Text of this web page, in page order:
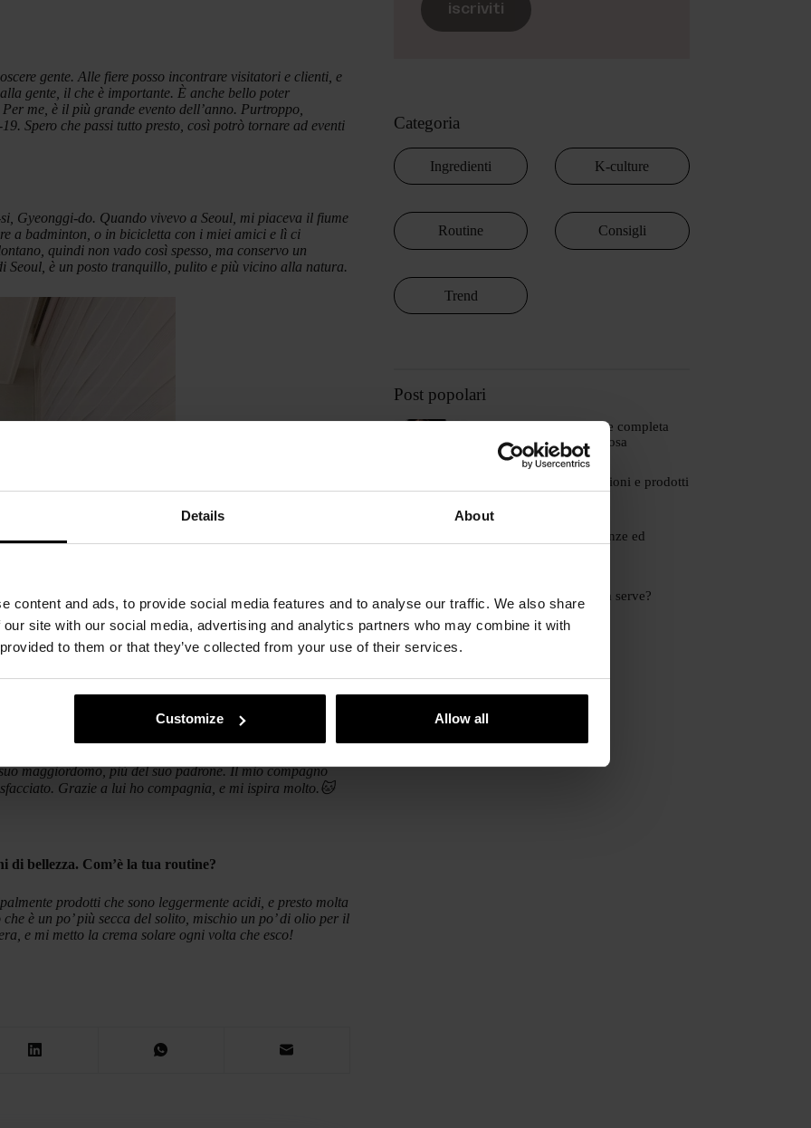
Details About
content and ads, to provide social media features and to analyse our traffic. We also share
site with our social media, advertising and analytics partners who may combine it with
to them or that they’ve collected from your use of their services.
Customize Allow all
gente. Alle fiere posso incontrare visitatori e clienti, e
gente, il che è importante. È anche bello poter
Per me, è il più grande evento dell’anno. Purtroppo,
Spero che passi tutto presto, così potrò tornare ad eventi
Gyeonggi-do. Quando vivevo a Seoul, mi piaceva il fiume
a badminton, o in bicicletta con i miei amici e lì ci
quindi non vado così spesso, ma conservo un
Seoul, è un posto tranquillo, pulito e più vicino alla natura.
significa?
maggiordomo, più del suo padrone. Il mio compagno
Grazie a lui ho compagnia, e mi ispira molto. 🐱
bellezza. Com’è la tua routine?
prodotti che sono leggermente acidi, e presto molta
è un po’ più secca del solito, mischio un po’ di olio per il
e mi metto la crema solare ogni volta che esco!
iscriviti
Categoria
Ingredienti K-culture
Routine Consigli
Trend
Post popolari
Skincare estiva: la routine completa
per una pelle glow e radiosa
25 GIUGNO, 2026
Beauty of Joseon: recensioni e prodotti
15 MAGGIO, 2026
Retinal vs retinol: differenze ed
Bakuchiol: cos’è e a cosa serve?
31 MARZO, 2026